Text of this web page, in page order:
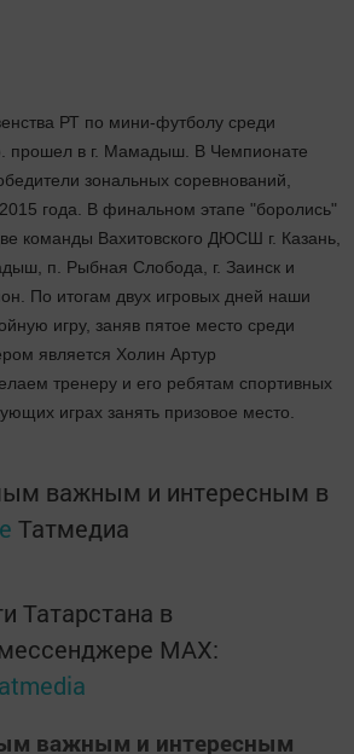
РТ по мини-футболу среди
прошел в г. Мамадыш. В Чемпионате
зональных соревнований,
года. В финальном этапе "боролись"
команды Вахитовского ДЮСШ г. Казань,
п. Рыбная Слобода, г. Заинск и
По итогам двух игровых дней наши
игру, заняв пятое место среди
является Холин Артур
тренеру и его ребятам спортивных
играх занять призовое место.
важным и интересным в
Татмедиа
Татарстана в
MАХ:
важным и интересным